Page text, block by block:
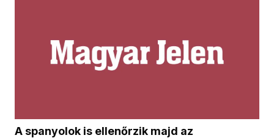
A spanyolok is ellenőrzik majd az